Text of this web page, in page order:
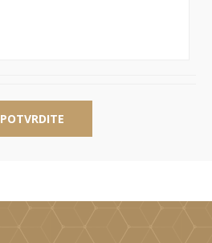
POTVRDITE